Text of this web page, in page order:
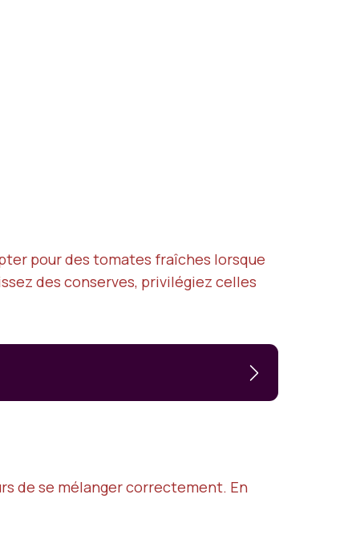
pour des tomates fraîches lorsque
des conserves, privilégiez celles
de se mélanger correctement. En